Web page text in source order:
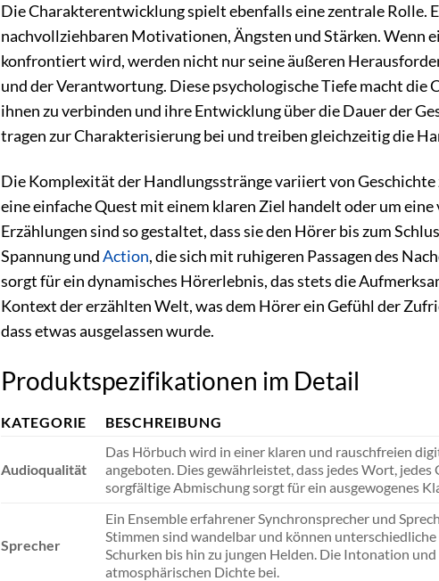
Die Charakterentwicklung spielt ebenfalls eine zentrale
nachvollziehbaren Motivationen, Ängsten und Stärken. Wenn
konfrontiert wird, werden nicht nur seine äußeren
und der Verantwortung. Diese psychologische Tiefe macht
ihnen zu verbinden und ihre Entwicklung über die Dauer der
tragen zur Charakterisierung bei und treiben gleichzeitig die
Die Komplexität der Handlungsstränge variiert von
eine einfache Quest mit einem klaren Ziel handelt oder um
Erzählungen sind so gestaltet, dass sie den Hörer bis zum
Spannung undAction, die sich mit ruhigeren Passagen des
sorgt für ein dynamisches Hörerlebnis, das stets die
Kontext der erzählten Welt, was dem Hörer ein Gefühl der
dass etwas ausgelassen wurde.
Produktspezifikationen im Detail
KATEGORIE BESCHREIBUNG
Audioqualität
Das Hörbuch wird in einer klaren und rauschfreien
angeboten. Dies gewährleistet, dass jedes Wort,
sorgfältige Abmischung sorgt für ein ausgewogenes
Sprecher
Ein Ensemble erfahrener Synchronsprecher und
Stimmen sind wandelbar und können
Schurken bis hin zu jungen Helden. Die Intonation
atmosphärischen Dichte bei.